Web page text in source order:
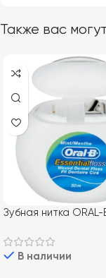
Также вас
Зубная нитка ORAL-
В наличии